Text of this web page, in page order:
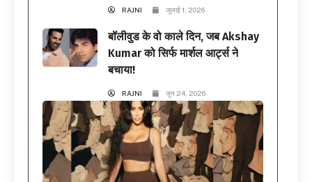
RAJNI जुलाई 1, 2026
बॉलीवुड के वो काले दिन, जब Akshay
Kumar को सिर्फ मार्शल आर्ट्स ने
बचाया!
RAJNI जून 24, 2026